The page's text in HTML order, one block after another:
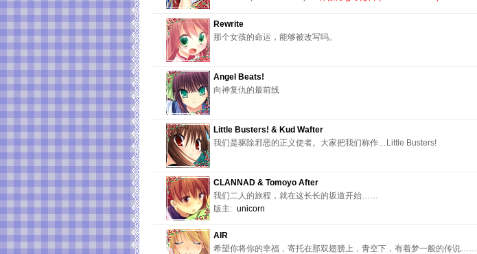
Rewrite
那个女孩的命运，能够被改写吗。
Angel Beats!
向神复仇的最前线
Little Busters! & Kud Wafter
我们是驱除邪恶的正义使者。大家把我们称作…Little Busters!
CLANNAD & Tomoyo After
我们二人的旅程，就在这长长的坂道开始……
版主: unicorn
AIR
希望你将你的幸福，寄托在那双翅膀上，青空下，有着梦一般的传说……